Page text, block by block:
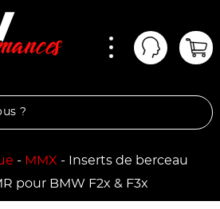
Mon
- MMX - Inserts de berceau
pour BMW F2x & F3x